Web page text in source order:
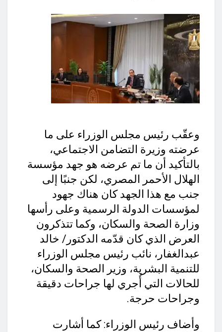
وعقّب رئيس مجلس الوزراء على ما
عرضته وزيرة التضامن الاجتماعي،
بالتأكيد أن ما تم عرضه هو جهد مؤسسة
الهلال الأحمر المصري، لكن جنبًا إلى
جنب مع هذا الجهد كان هناك جهود
لمؤسسات الدولة الرسمية وعلى رأسها
وزارة الصحة والسكان، وكما تتذكرون
العرض الذي كان قدّمه الدكتور/ خالد
عبدالغفار، نائب رئيس مجلس الوزراء
للتنمية البشرية، وزير الصحة والسكان،
للحالات التي أُجري لها جراحات دقيقة
وجراحات حرجة.
وأضاف رئيس الوزراء: كما أشارت